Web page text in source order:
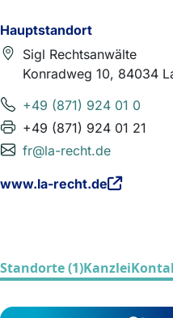
Hauptstandort
Sigl Rechtsanwälte
Konradweg 10, 84034
+49 (871) 924 01 0
+49 (871) 924 01 21
fr@la-recht.de
www.la-recht.de
Standorte (1)Kanzlei